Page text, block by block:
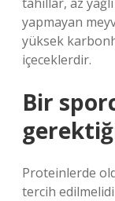
yapmayan
yüksek
içeceklerdir.
Bir
Proteinlerde
tercih